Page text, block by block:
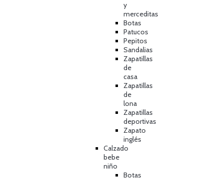
y
merceditas
Botas
Patucos
Pepitos
Sandalias
Zapatillas
de
casa
Zapatillas
de
lona
Zapatillas
deportivas
Zapato
inglés
Calzado
bebe
niño
Botas